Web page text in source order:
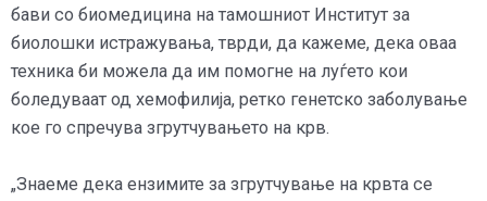
бави со биомедицина на тамошниот Институт за
биолошки истражувања, тврди, да кажеме, дека оваа
техника би можела да им помогне на луѓето кои
боледуваат од хемофилија, ретко генетско заболување
кое го спречува згрутчувањето на крв.
„Знаеме дека ензимите за згрутчување на крвта се